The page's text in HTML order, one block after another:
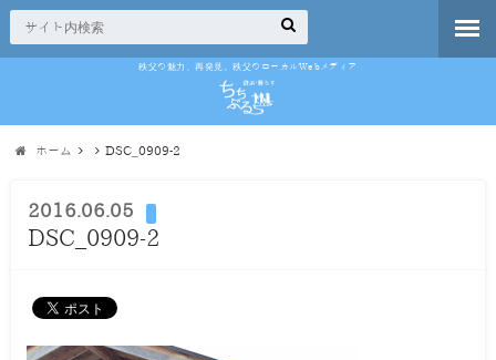
秩父の魅力、再発見。秩父のローカルWebメディア
ホーム DSC_0909-2
2016.06.05
DSC_0909-2